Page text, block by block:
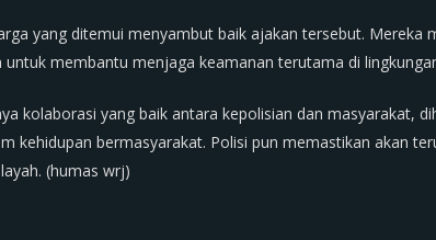
yang ditemui menyambut baik ajakan tersebut.
membantu menjaga keamanan terutama di
kolaborasi yang baik antara kepolisian dan masyarakat,
kehidupan bermasyarakat. Polisi pun memastikan akan
(humas wrj)